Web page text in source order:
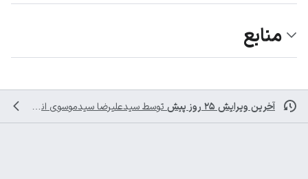
منابع
آخرین ویرایش ۲۵ روز پیش توسط سیدعلیرضا سیدموسوی انجام شده است